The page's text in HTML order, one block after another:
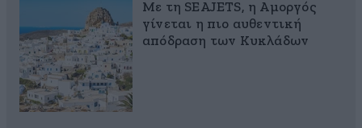
Με τη SEAJETS, η Αμοργός
γίνεται η πιο αυθεντική
απόδραση των Κυκλάδων